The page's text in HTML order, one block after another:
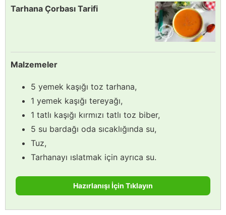
Tarhana Çorbası Tarifi
Malzemeler
5 yemek kaşığı toz tarhana,
1 yemek kaşığı tereyağı,
1 tatlı kaşığı kırmızı tatlı toz biber,
5 su bardağı oda sıcaklığında su,
Tuz,
Tarhanayı ıslatmak için ayrıca su.
Hazırlanışı İçin Tıklayın